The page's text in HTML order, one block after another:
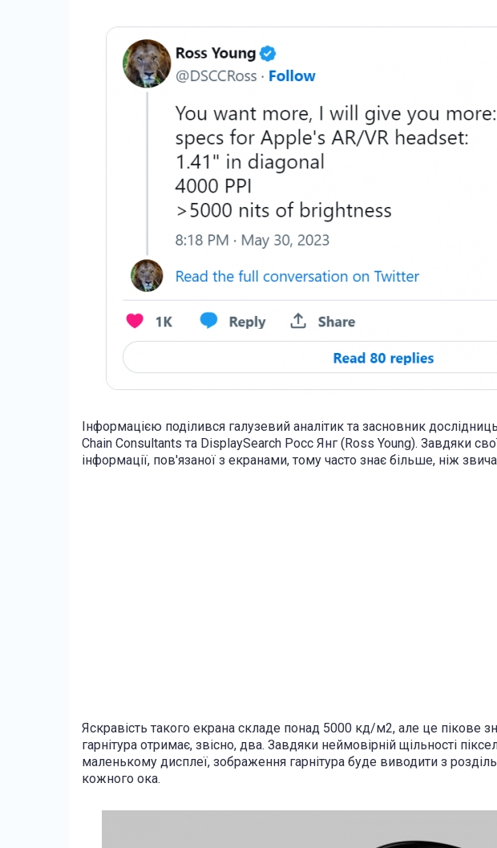
Інформацією поділився галузевий аналітик та засновник
Chain Consultants та DisplaySearch Росс Янг (Ross Young). Завдяки
інформації, пов'язаної з екранами, тому часто знає більше, ніж
Яскравість такого екрана складе понад 5000 кд/м2, але це пікове
гарнітура отримає, звісно, ​​два. Завдяки неймовірній щільності
маленькому дисплеї, зображення гарнітура буде виводити з
кожного ока.